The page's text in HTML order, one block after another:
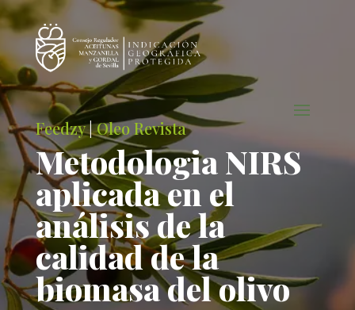
Feedzy|Oleo Revista
Metodologia NIRS
aplicada en el
análisis de la
calidad de la
biomasa del olivo